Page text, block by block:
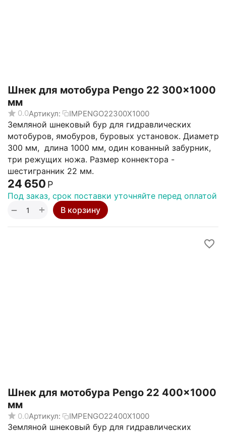
Шнек для мотобура Pengo 22 300x1000
мм
0.0Артикул: IMPENGO22300X1000
Земляной шнековый бур для гидравлических
мотобуров, ямобуров, буровых установок. Диаметр
300 мм, длина 1000 мм, один кованный забурник,
три режущих ножа. Размер коннектора -
шестигранник 22 мм.
24 650 Р
Под заказ, срок поставки уточняйте перед оплатой
+
− В корзину
Шнек для мотобура Pengo 22 400x1000
мм
0.0Артикул: IMPENGO22400X1000
Земляной шнековый бур для гидравлических